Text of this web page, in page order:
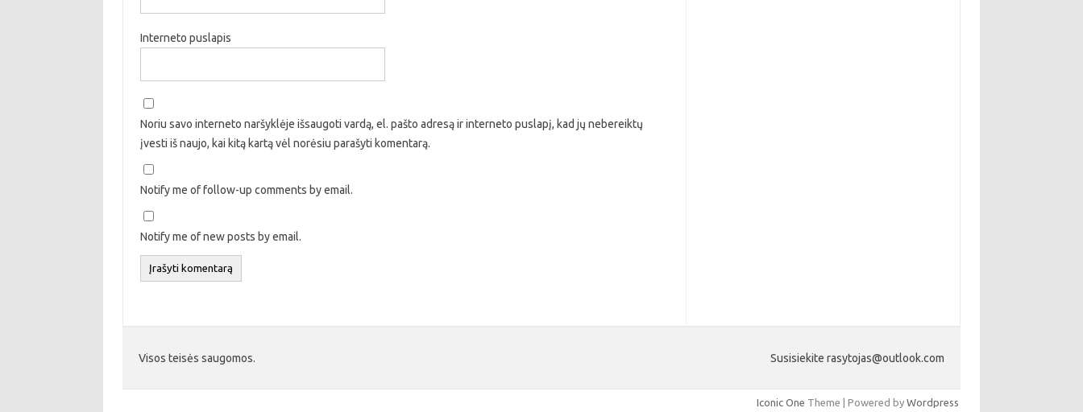
Interneto puslapis
Noriu savo interneto naršyklėje išsaugoti vardą, el. pašto adresą ir interneto puslapį, kad jų nebereiktų
įvesti iš naujo, kai kitą kartą vėl norėsiu parašyti komentarą.
Notify me of follow-up comments by email.
Notify me of new posts by email.
Visos teisės saugomos. Susisiekite rasytojas@outlook.com
Iconic One Theme | Powered by Wordpress